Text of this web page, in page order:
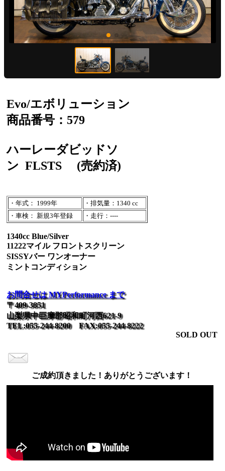
Evo/エボリューション
商品番号：579
ハーレーダビッドソ
ン FLSTS (売約済)
・年式： 1999年
・排気量：1340 cc
・車検： 新規3年登録
・走行：----
1340cc Blue/Silver
11222マイル フロントスクリーン
SISSYバー ワンオーナー
ミントコンディション
お問合せは MYPerformance まで
〒409-3851
山梨県中巨摩郡昭和町河西621-9
TEL:055-244-8200 FAX:055-244-8222
SOLD OUT
ご成約頂きました！ありがとうございます！